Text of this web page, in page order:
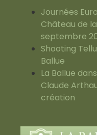
Journées
Château de
septembre
Shooting
Ballue
La Ballue
Claude
création